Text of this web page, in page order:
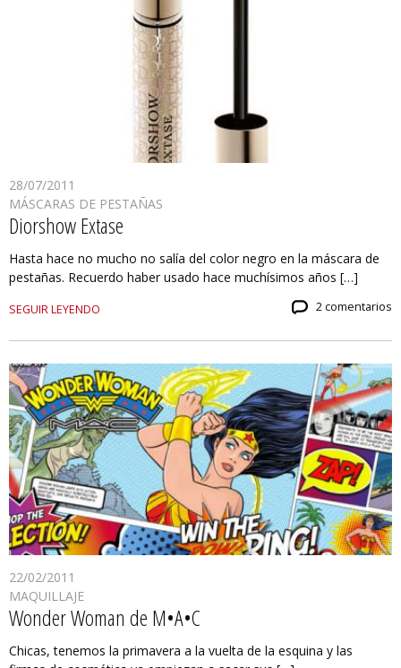
28/07/2011
MÁSCARAS DE PESTAÑAS
Diorshow Extase
Hasta hace no mucho no salía del color negro en la máscara de
pestañas. Recuerdo haber usado hace muchísimos años […]
SEGUIR LEYENDO 2 comentarios
22/02/2011
MAQUILLAJE
Wonder Woman de M•A•C
Chicas, tenemos la primavera a la vuelta de la esquina y las